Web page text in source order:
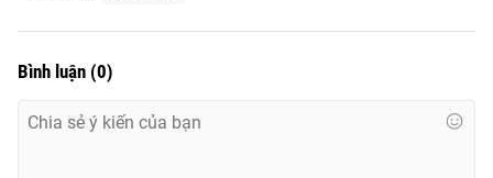
Bình luận (0)